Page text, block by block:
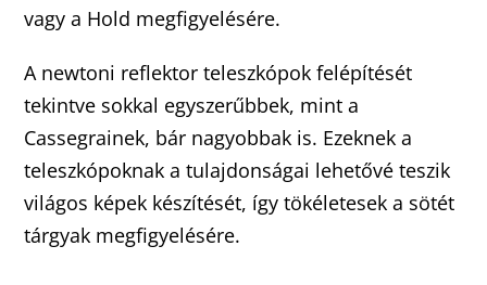
vagy a Hold megfigyelésére.
A newtoni reflektor teleszkópok felépítését
tekintve sokkal egyszerűbbek, mint a
Cassegrainek, bár nagyobbak is. Ezeknek a
teleszkópoknak a tulajdonságai lehetővé teszik
világos képek készítését, így tökéletesek a sötét
tárgyak megfigyelésére.